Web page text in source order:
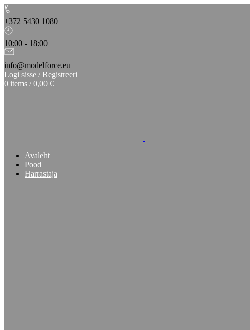
+372 5430 1080
10:00 - 18:00
info@modelforce.eu
Logi sisse / Registreeri
0 items / 0,00 €
Avaleht
Pood
Harrastaja